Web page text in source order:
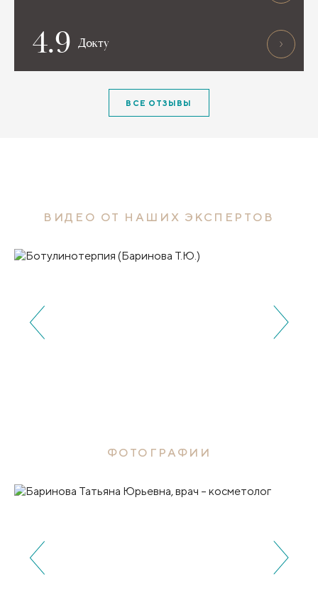
4.9 Докту
ВСЕ ОТЗЫВЫ
ВИДЕО ОТ НАШИХ ЭКСПЕРТОВ
ФОТОГРАФИИ